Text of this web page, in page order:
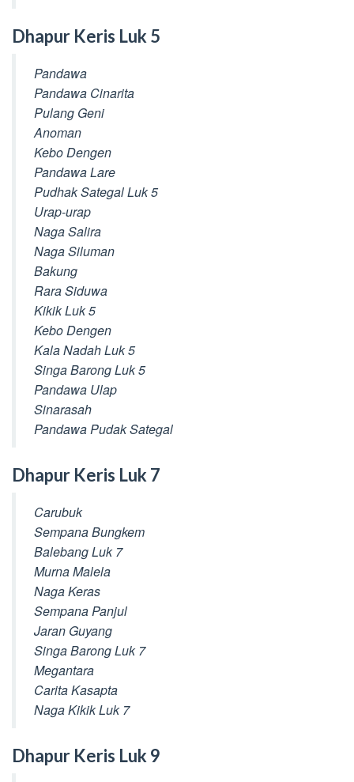
Dhapur Keris Luk 5
Pandawa
Pandawa Cinarita
Pulang Geni
Anoman
Kebo Dengen
Pandawa Lare
Pudhak Sategal Luk 5
Urap-urap
Naga Salira
Naga Siluman
Bakung
Rara Siduwa
Kikik Luk 5
Kebo Dengen
Kala Nadah Luk 5
Singa Barong Luk 5
Pandawa Ulap
Sinarasah
Pandawa Pudak Sategal
Dhapur Keris Luk 7
Carubuk
Sempana Bungkem
Balebang Luk 7
Murna Malela
Naga Keras
Sempana Panjul
Jaran Guyang
Singa Barong Luk 7
Megantara
Carita Kasapta
Naga Kikik Luk 7
Dhapur Keris Luk 9